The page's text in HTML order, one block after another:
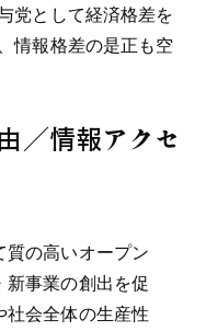
党として経済格差を
情報格差の是正も空
／情報アクセ
質の高いオープン
事業の創出を促
社会全体の生産性